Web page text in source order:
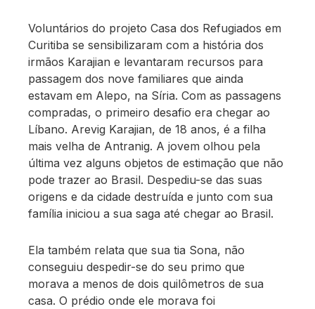
Voluntários do projeto Casa dos Refugiados em
Curitiba se sensibilizaram com a história dos
irmãos Karajian e levantaram recursos para
passagem dos nove familiares que ainda
estavam em Alepo, na Síria. Com as passagens
compradas, o primeiro desafio era chegar ao
Líbano. Arevig Karajian, de 18 anos, é a filha
mais velha de Antranig. A jovem olhou pela
última vez alguns objetos de estimação que não
pode trazer ao Brasil. Despediu-se das suas
origens e da cidade destruída e junto com sua
família iniciou a sua saga até chegar ao Brasil.
Ela também relata que sua tia Sona, não
conseguiu despedir-se do seu primo que
morava a menos de dois quilômetros de sua
casa. O prédio onde ele morava foi